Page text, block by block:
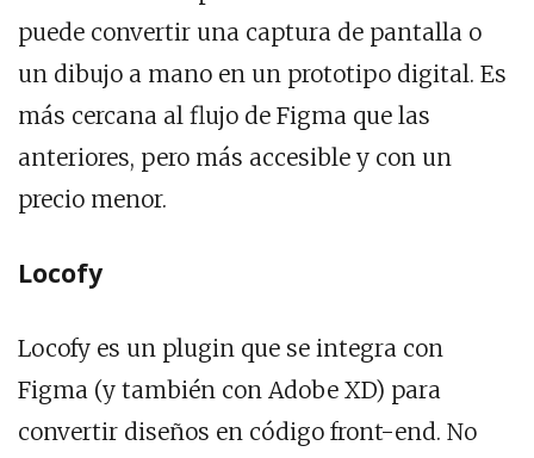
puede convertir una captura de pantalla o
un dibujo a mano en un prototipo digital. Es
más cercana al flujo de Figma que las
anteriores, pero más accesible y con un
precio menor.
Locofy
Locofy es un plugin que se integra con
Figma (y también con Adobe XD) para
convertir diseños en código front-end. No